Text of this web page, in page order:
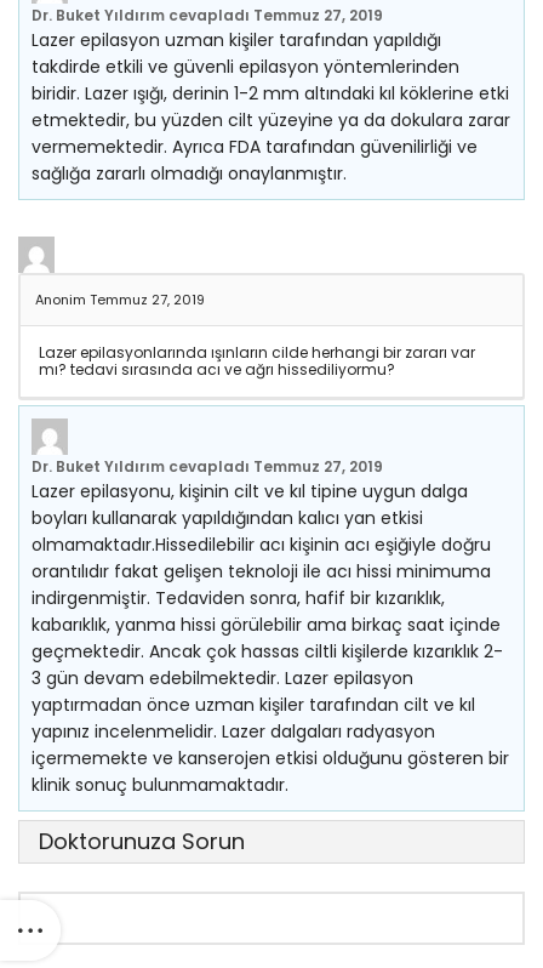
Dr. Buket Yıldırım cevapladı Temmuz 27, 2019
Lazer epilasyon uzman kişiler tarafından yapıldığı
takdirde etkili ve güvenli epilasyon yöntemlerinden
biridir. Lazer ışığı, derinin 1-2 mm altındaki kıl köklerine etki
etmektedir, bu yüzden cilt yüzeyine ya da dokulara zarar
vermemektedir. Ayrıca FDA tarafından güvenilirliği ve
sağlığa zararlı olmadığı onaylanmıştır.
Anonim Temmuz 27, 2019
Lazer epilasyonlarında ışınların cilde herhangi bir zararı var
mı? tedavi sırasında acı ve ağrı hissediliyormu?
Dr. Buket Yıldırım cevapladı Temmuz 27, 2019
Lazer epilasyonu, kişinin cilt ve kıl tipine uygun dalga
boyları kullanarak yapıldığından kalıcı yan etkisi
olmamaktadır.Hissedilebilir acı kişinin acı eşiğiyle doğru
orantılıdır fakat gelişen teknoloji ile acı hissi minimuma
indirgenmiştir. Tedaviden sonra, hafif bir kızarıklık,
kabarıklık, yanma hissi görülebilir ama birkaç saat içinde
geçmektedir. Ancak çok hassas ciltli kişilerde kızarıklık 2-
3 gün devam edebilmektedir. Lazer epilasyon
yaptırmadan önce uzman kişiler tarafından cilt ve kıl
yapınız incelenmelidir. Lazer dalgaları radyasyon
içermemekte ve kanserojen etkisi olduğunu gösteren bir
klinik sonuç bulunmamaktadır.
Doktorunuza Sorun